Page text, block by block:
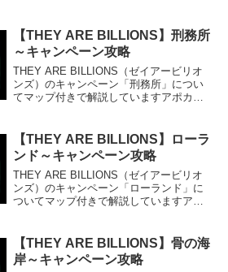
【THEY ARE BILLIONS】刑務所
～キャンペーン攻略
THEY ARE BILLIONS（ゼイアービリオ
ンズ）のキャンペーン「刑務所」につい
てマップ付きで解説していますアポカリ
【THEY ARE BILLIONS】ローラ
ンド～キャンペーン攻略
THEY ARE BILLIONS（ゼイアービリオ
ンズ）のキャンペーン「ローランド」に
ついてマップ付きで解説していますアポ
【THEY ARE BILLIONS】骨の海
岸～キャンペーン攻略